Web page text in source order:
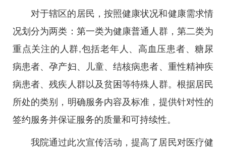
对于辖区的居民，按照健康状况和健康需求情
况划分为两类：第一类为健康普通人群，第二类为
重点关注的人群,包括老年人、高血压患者、糖尿
病患者、孕产妇、儿童、结核病患者、重性精神疾
病患者、残疾人群以及贫困等特殊人群。根据居民
所处的类别，明确服务内容及标准，提供针对性的
签约服务并保证服务的质量和可持续性。
我院通过此次宣传活动，提高了居民对医疗健